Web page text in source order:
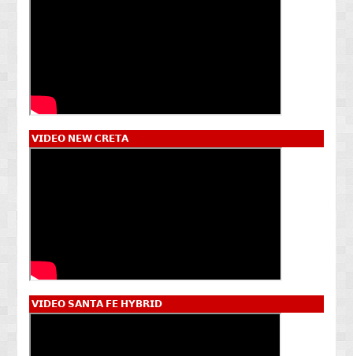
𝗩𝗜𝗗𝗘𝗢 𝗡𝗘𝗪 𝗖𝗥𝗘𝗧𝗔
𝗩𝗜𝗗𝗘𝗢 𝗦𝗔𝗡𝗧𝗔 𝗙𝗘 𝗛𝗬𝗕𝗥𝗜𝗗